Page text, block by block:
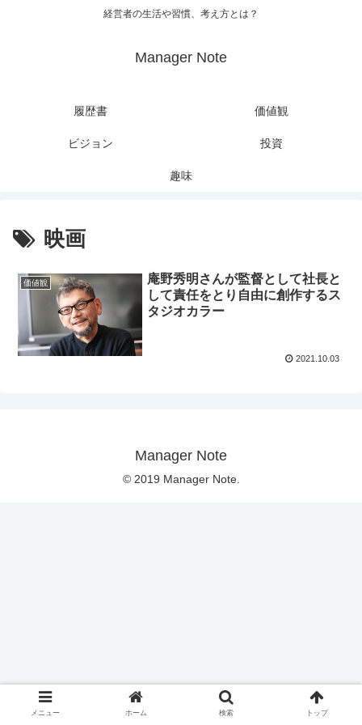
経営者の生活や習慣、考え方とは？
Manager Note
履歴書 価値観
ビジョン 投資
趣味
映画
価値観
庵野秀明さんが監督として社長と
して責任をとり自由に創作するス
タジオカラー
2021.10.03
Manager Note
© 2019 Manager Note.
メニュー ホーム 検索 トップ